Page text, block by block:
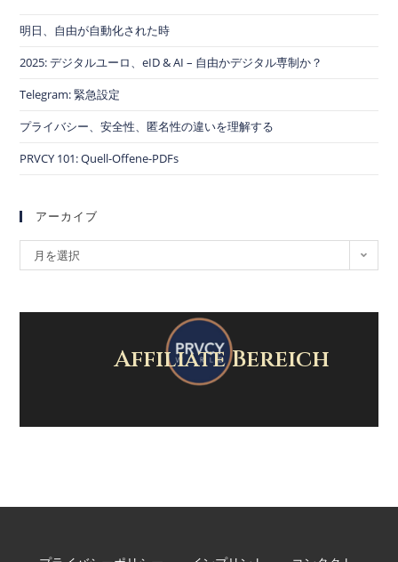
明日、自由が自動化された時
2025: デジタルユーロ、eID & AI – 自由かデジタル専制か？
Telegram: 緊急設定
プライバシー、安全性、匿名性の違いを理解する
PRVCY 101: Quell-Offene-PDFs
アーカイブ
月を選択
Affiliate Bereich